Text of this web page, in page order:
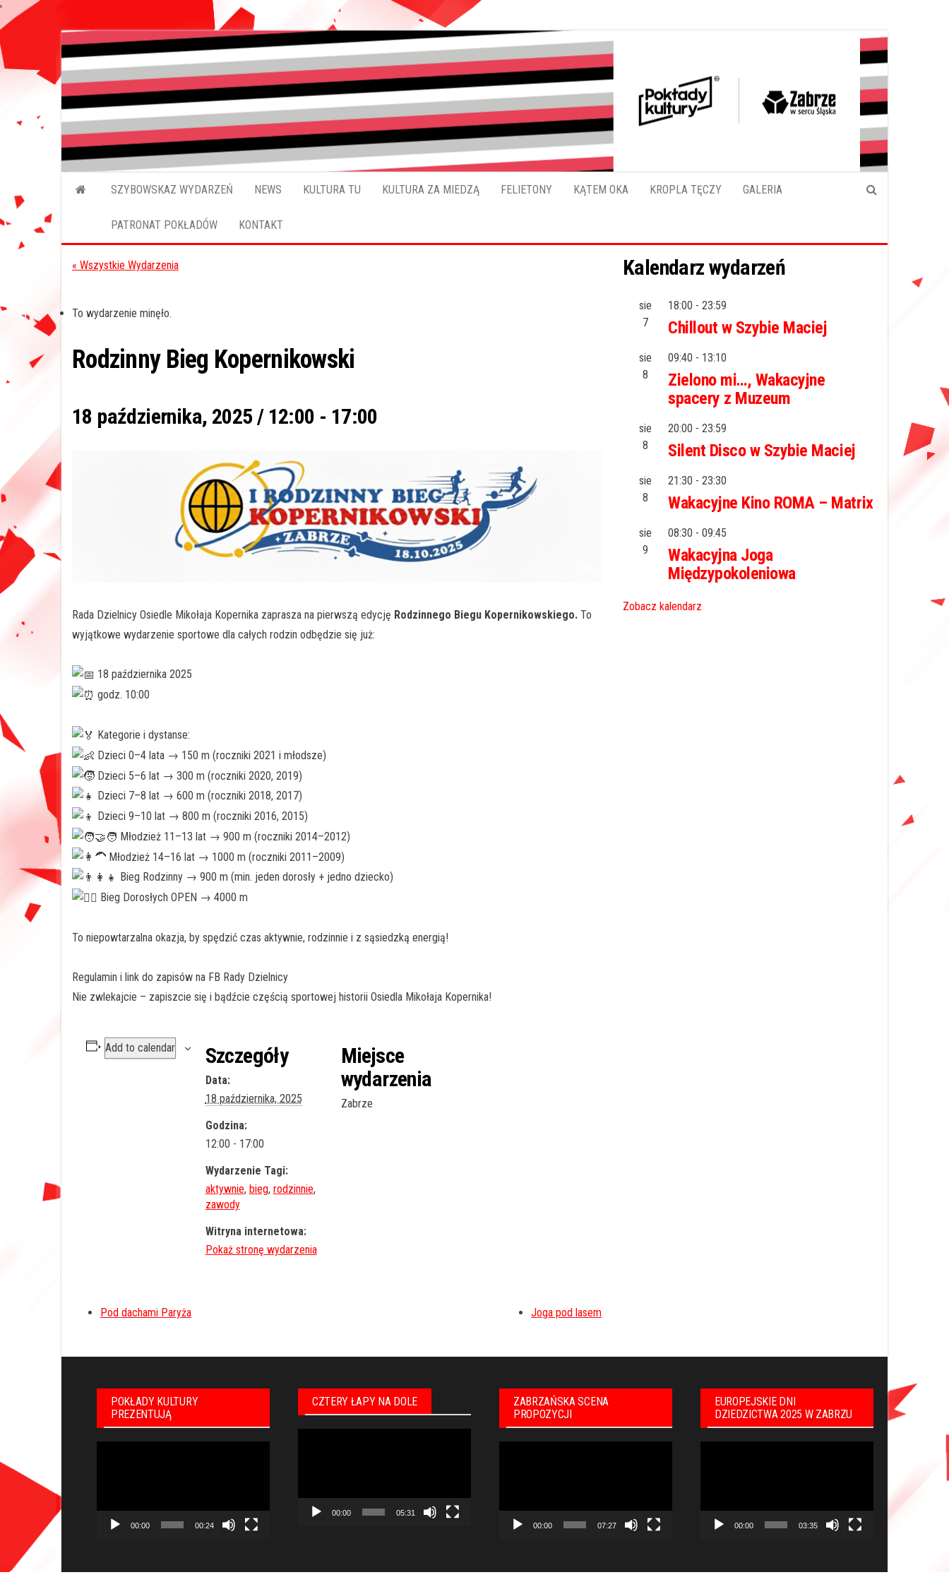
'
do
treści
Pokładykultury.eu
SZYBOWSKAZ WYDARZEŃ NEWS KULTURA TU KULTURA ZA MIEDZĄ FELIETONY KĄTEM OKA KROPLA TĘCZY GALERIA
PATRONAT POKŁADÓW KONTAKT
« Wszystkie Wydarzenia
To wydarzenie minęło.
Rodzinny Bieg Kopernikowski
18 października, 2025 / 12:00 - 17:00
Rada Dzielnicy Osiedle Mikołaja Kopernika zaprasza na pierwszą edycję Rodzinnego Biegu Kopernikowskiego. To
wyjątkowe wydarzenie sportowe dla całych rodzin odbędzie się już:
18 października 2025
godz. 10:00
Kategorie i dystanse:
Dzieci 0–4 lata → 150 m (roczniki 2021 i młodsze)
Dzieci 5–6 lat → 300 m (roczniki 2020, 2019)
Dzieci 7–8 lat → 600 m (roczniki 2018, 2017)
Dzieci 9–10 lat → 800 m (roczniki 2016, 2015)
Młodzież 11–13 lat → 900 m (roczniki 2014–2012)
Młodzież 14–16 lat → 1000 m (roczniki 2011–2009)
Bieg Rodzinny → 900 m (min. jeden dorosły + jedno dziecko)
Bieg Dorosłych OPEN → 4000 m
To niepowtarzalna okazja, by spędzić czas aktywnie, rodzinnie i z sąsiedzką energią!
Regulamin i link do zapisów na FB Rady Dzielnicy
Nie zwlekajcie – zapiszcie się i bądźcie częścią sportowej historii Osiedla Mikołaja Kopernika!
Add to calendar Szczegóły
Data:
18 października, 2025
Godzina:
12:00 - 17:00
Wydarzenie Tagi:
aktywnie, bieg, rodzinnie,
zawody
Witryna internetowa:
Miejsce
wydarzenia
Zabrze
Pod dachami Paryża Joga pod lasem
Kalendarz wydarzeń
sie
7
18:00 - 23:59
Chillout w Szybie Maciej
sie
8
09:40 - 13:10
Zielono mi…, Wakacyjne
spacery z Muzeum
sie
8
20:00 - 23:59
Silent Disco w Szybie Maciej
sie
8
21:30 - 23:30
Wakacyjne Kino ROMA – Matrix
sie
9
08:30 - 09:45
Wakacyjna Joga
Międzypokoleniowa
Zobacz kalendarz
POKŁADY KULTURY
PREZENTUJĄ
00:00 00:24
CZTERY ŁAPY NA DOLE
00:00 05:31
ZABRZAŃSKA SCENA
PROPOZYCJI
00:00 07:27
EUROPEJSKIE DNI
DZIEDZICTWA 2025 W ZABRZU
00:00 03:35